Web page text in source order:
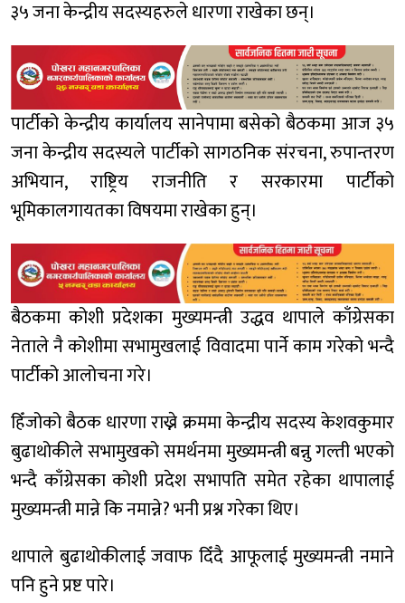
३५ जना केन्द्रीय सदस्यहरुले धारणा राखेका छन्।
पार्टीको केन्द्रीय कार्यालय सानेपामा बसेको बैठकमा आज ३५
जना केन्द्रीय सदस्यले पार्टीको सागठनिक संरचना, रुपान्तरण
अभियान, राष्ट्रिय राजनीति र सरकारमा पार्टीको
भूमिकालगायतका विषयमा राखेका हुन्।
बैठकमा कोशी प्रदेशका मुख्यमन्त्री उद्धव थापाले काँग्रेसका
नेताले नै कोशीमा सभामुखलाई विवादमा पार्ने काम गरेको भन्दै
पार्टीको आलोचना गरे।
हिँजोको बैठक धारणा राख्ने क्रममा केन्द्रीय सदस्य केशवकुमार
बुढाथोकीले सभामुखको समर्थनमा मुख्यमन्त्री बन्नु गल्ती भएको
भन्दै काँग्रेसका कोशी प्रदेश सभापति समेत रहेका थापालाई
मुख्यमन्त्री मान्ने कि नमान्ने? भनी प्रश्न गरेका थिए।
थापाले बुढाथोकीलाई जवाफ दिँदै आफूलाई मुख्यमन्त्री नमाने
पनि हुने प्रष्ट पारे।